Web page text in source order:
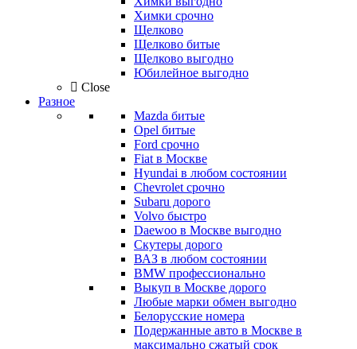
Химки срочно
Щелково
Щелково битые
Щелково выгодно
Юбилейное выгодно
Close
Разное
Mazda битые
Opel битые
Ford срочно
Fiat в Москве
Hyundai в любом состоянии
Chevrolet срочно
Subaru дорого
Volvo быстро
Daewoo в Москве выгодно
Скутеры дорого
ВАЗ в любом состоянии
BMW профессионально
Выкуп в Москве дорого
Любые марки обмен выгодно
Белорусские номера
Подержанные авто в Москве в
максимально сжатый срок